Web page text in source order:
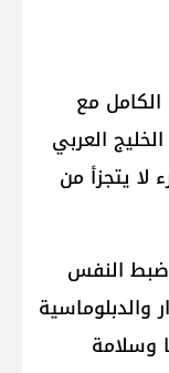
مع
العربي
لا يتجزأ من
النفس
والدبلوماسية
وسلامة